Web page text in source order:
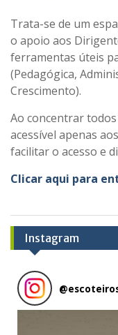
Trata-se de um
o apoio aos
ferramentas úteis
(Pedagógica,
Crescimento).
Ao concentrar
acessível apenas
facilitar o acesso e
Clicar aqui para
Instagram
@